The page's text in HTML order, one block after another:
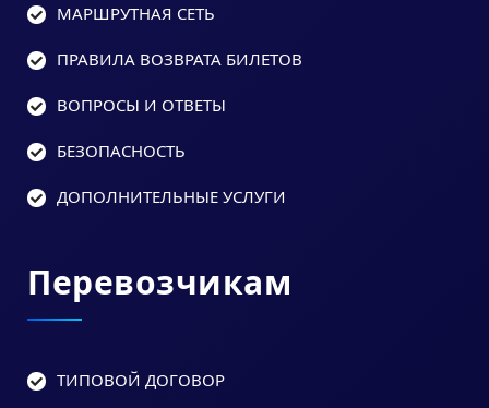
МАРШРУТНАЯ СЕТЬ
ПРАВИЛА ВОЗВРАТА БИЛЕТОВ
ВОПРОСЫ И ОТВЕТЫ
БЕЗОПАСНОСТЬ
ДОПОЛНИТЕЛЬНЫЕ УСЛУГИ
Перевозчикам
ТИПОВОЙ ДОГОВОР